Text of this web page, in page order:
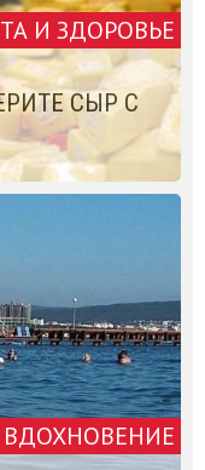
И ЗДОРОВЬЕ
СЫР С
ВДОХНОВЕНИЕ